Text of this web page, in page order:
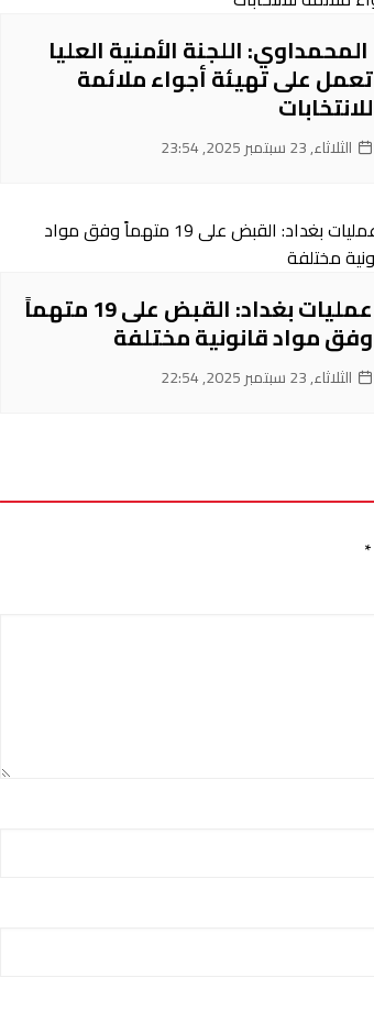
‌ المحمداوي: اللجنة الأمنية العليا
تعمل على تهيئة أجواء ملائمة
للانتخابات
الثلاثاء, 23 سبتمبر 2025, 23:54
عمليات بغداد: القبض على 19 متهماً
وفق مواد قانونية مختلفة
الثلاثاء, 23 سبتمبر 2025, 22:54
*